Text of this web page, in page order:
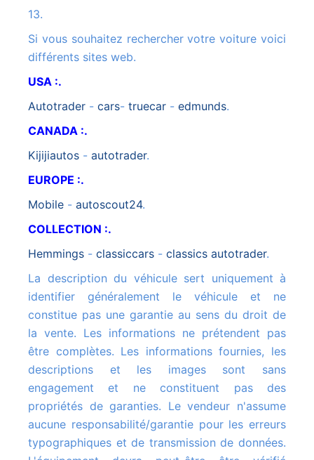
13.
Si vous souhaitez rechercher votre voiture voici
différents sites web.
USA :.
autotrader - cars- truecar - edmunds.
CANADA :.
kijijiautos - autotrader.
EUROPE :.
mobile - autoscout24.
COLLECTION :.
hemmings - classiccars - classics autotrader.
La description du véhicule sert uniquement à
identifier généralement le véhicule et ne
constitue pas une garantie au sens du droit de
la vente. Les informations ne prétendent pas
être complètes. Les informations fournies, les
descriptions et les images sont sans
engagement et ne constituent pas des
propriétés de garanties. Le vendeur n'assume
aucune responsabilité/garantie pour les erreurs
typographiques et de transmission de données.